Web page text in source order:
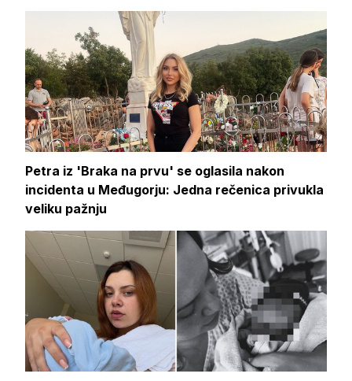
Petra iz 'Braka na prvu' se oglasila nakon
incidenta u Međugorju: Jedna rečenica privukla
veliku pažnju